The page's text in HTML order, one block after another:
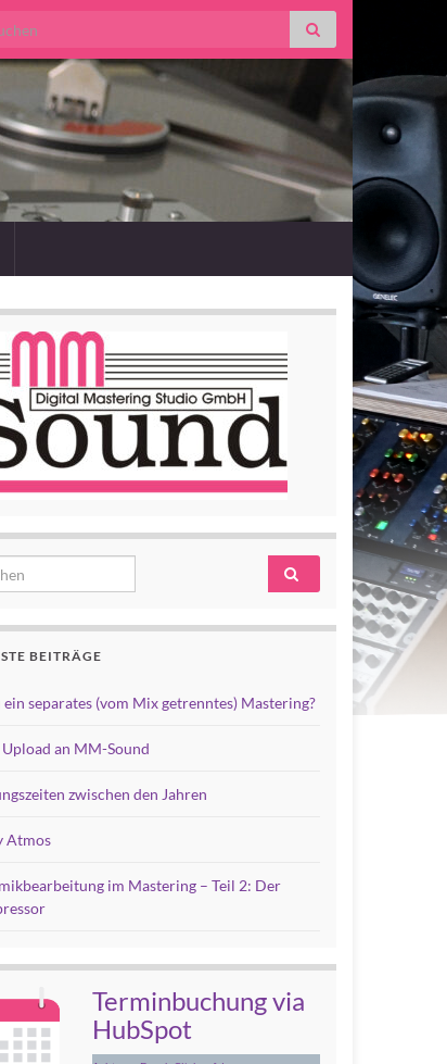
for:
for:
BEITRÄGE
ein separates (vom Mix getrenntes) Mastering?
an MM-Sound
zwischen den Jahren
Atmos
im Mastering – Teil 2: Der
Terminbuchung via
HubSpot